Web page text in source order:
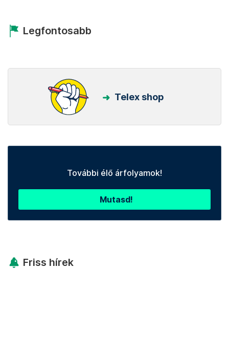
Legfontosabb
Telex shop
További élő árfolyamok!
Mutasd!
Friss hírek